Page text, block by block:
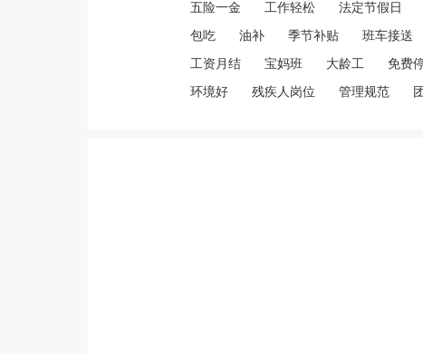
五险一金 工作轻松 法定节假日
包吃 油补 季节补贴 班车接送
工资月结 宝妈班 大龄工 免费
环境好 残疾人岗位 管理规范